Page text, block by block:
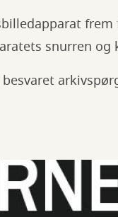
frem
snurren